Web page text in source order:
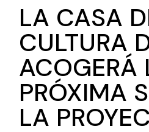
LA CASA
CULTURA
ACOGERÁ
PRÓXIMA
LA